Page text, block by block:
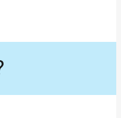
numérique